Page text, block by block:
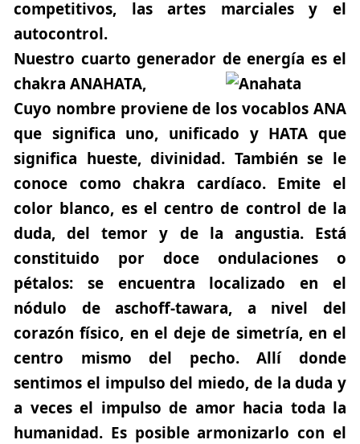
competitivos, las artes marciales y el
autocontrol.
Nuestro cuarto generador de energía es el
chakra ANAHATA,
Cuyo nombre proviene de los vocablos ANA
que significa uno, unificado y HATA que
significa hueste, divinidad. También se le
conoce como chakra cardíaco. Emite el
color blanco, es el centro de control de la
duda, del temor y de la angustia. Está
constituido por doce ondulaciones o
pétalos: se encuentra localizado en el
nódulo de aschoff-tawara, a nivel del
corazón físico, en el deje de simetría, en el
centro mismo del pecho. Allí donde
sentimos el impulso del miedo, de la duda y
a veces el impulso de amor hacia toda la
humanidad. Es posible armonizarlo con el